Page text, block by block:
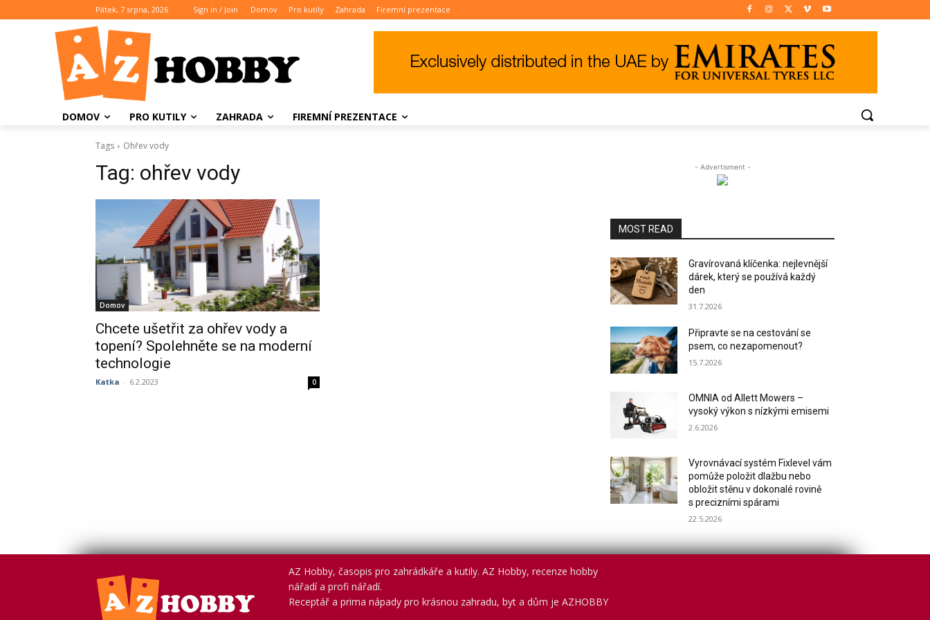
Pátek, 7 srpna, 2026 Sign in / Join Domov Pro kutily Zahrada Firemní prezentace
DOMOV PRO KUTILY ZAHRADA FIREMNÍ PREZENTACE
Tags Ohřev vody
Tag: ohřev vody
Domov
Chcete ušetřit za ohřev vody a
topení? Spolehněte se na moderní
technologie
Katka - 6.2.2023 0
- Advertisment -
MOST READ
Gravírovaná klíčenka: nejlevnější
dárek, který se používá každý
den
31.7.2026
Připravte se na cestování se
psem, co nezapomenout?
15.7.2026
OMNIA od Allett Mowers –
vysoký výkon s nízkými emisemi
2.6.2026
Vyrovnávací systém Fixlevel vám
pomůže položit dlažbu nebo
obložit stěnu v dokonalé rovině
s precizními spárami
22.5.2026
AZ Hobby, časopis pro zahrádkáře a kutily. AZ Hobby, recenze hobby
nářadí a profi nářadí.
Receptář a prima nápady pro krásnou zahradu, byt a dům je AZHOBBY